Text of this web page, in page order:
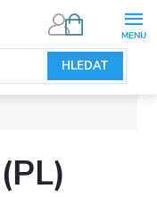
HLEDAT
NÁKUPNÍ